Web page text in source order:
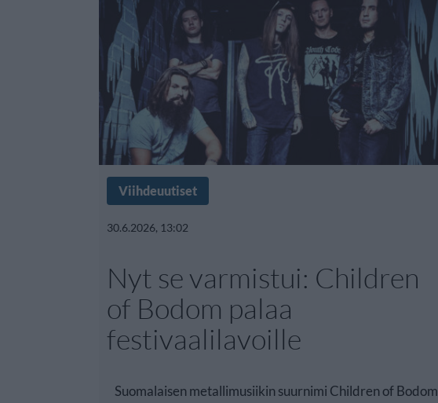
Viihdeuutiset
30.6.2026, 13:02
Nyt se varmistui: Children
of Bodom palaa
festivaalilavoille
Suomalaisen metallimusiikin suurnimi Children of Bodom